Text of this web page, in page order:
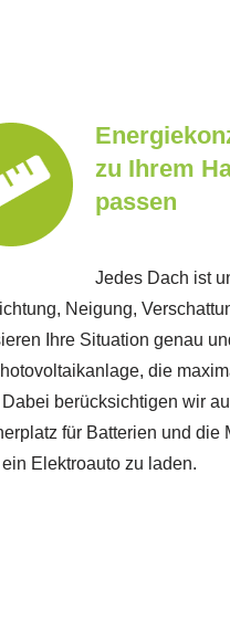
zu Ihrem
passen
Jedes Dach ist
Neigung,
Ihre Situation genau
die
Dabei berücksichtigen wir
für Batterien und die
Elektroauto zu laden.